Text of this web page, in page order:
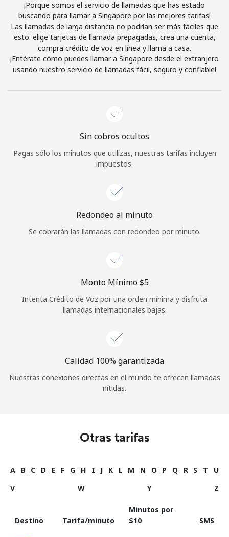
Iniciar Sesión
o
Continuar con
¡Porque somos el servicio de llamadas que has estado
buscando para llamar a Singapore por las mejores tarifas!
Las llamadas de larga distancia no podrían ser más fáciles que
esto: elige tarjetas de llamada prepagadas, crea una cuenta,
compra crédito de voz en línea y llama a casa.
¡Entérate cómo puedes llamar a Singapore desde el extranjero
usando nuestro servicio de llamadas fácil, seguro y confiable!
Sin cobros ocultos
Pagas sólo los minutos que utilizas, nuestras tarifas incluyen
impuestos.
Redondeo al minuto
Se cobrarán las llamadas con redondeo por minuto.
Monto Mínimo ⁦$5⁩
Intenta Crédito de Voz por una orden mínima y disfruta
llamadas internacionales bajas.
Calidad 100% garantizada
Nuestras conexiones directas en el mundo te ofrecen llamadas
nítidas.
Otras tarifas
A B C D E F G H I J K L M N O P Q R S T
U
V
W Y Z
Destino Tarifa/minuto
Minutos por
⁦$10⁩
SMS